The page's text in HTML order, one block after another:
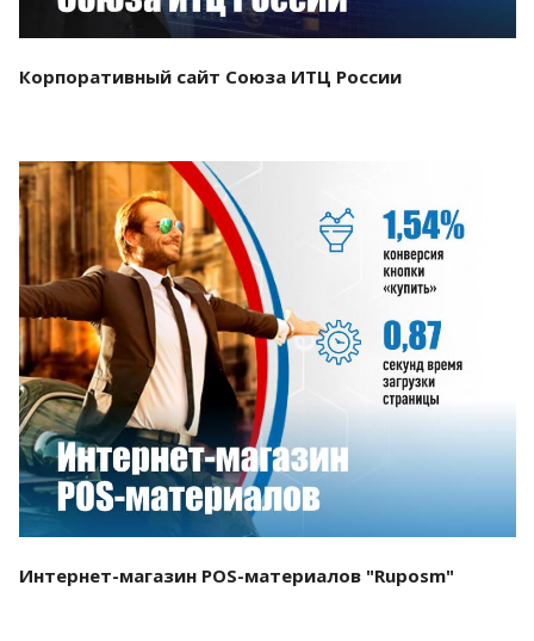
Корпоративный сайт Союза ИТЦ России
Смотреть проект
Интернет-магазин POS-материалов "Ruposm"